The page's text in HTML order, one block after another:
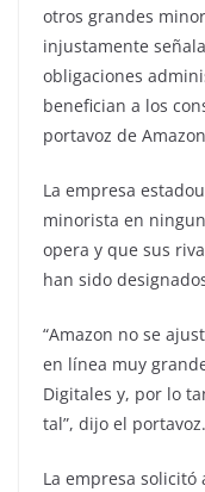
otros grandes
injustamente
obligaciones
benefician a los
portavoz de
La empresa
minorista en
opera y que sus
han sido
“Amazon no se
en línea muy
Digitales y, por lo
tal”, dijo el portavoz.
La empresa